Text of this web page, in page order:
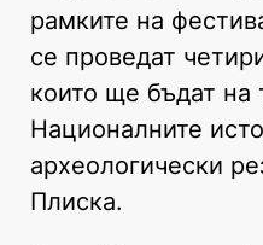
рамките на
се проведат
които ще бъдат на
Националните
археологически
Плиска.